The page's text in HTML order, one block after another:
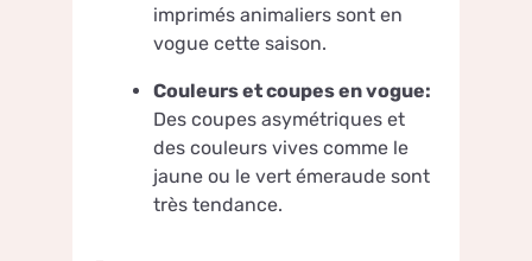
imprimés animaliers sont en
vogue cette saison.
Couleurs et coupes en vogue:
Des coupes asymétriques et
des couleurs vives comme le
jaune ou le vert émeraude sont
très tendance.